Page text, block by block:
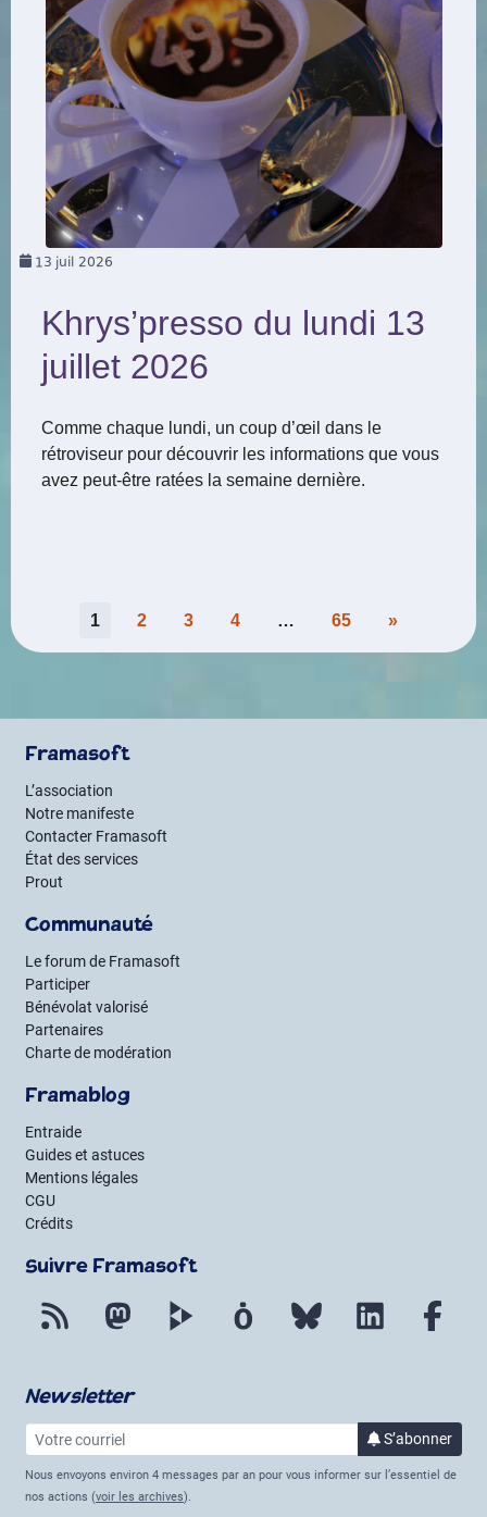
13 juil 2026
Khrys’presso du lundi 13
juillet 2026
Comme chaque lundi, un coup d’œil dans le
rétroviseur pour découvrir les informations que vous
avez peut-être ratées la semaine dernière.
Pagination
des
1 2 3 4 … 65 »
Framasoft
L’association
Notre manifeste
Contacter Framasoft
État des services
Prout
Communauté
Le forum de Framasoft
Participer
Bénévolat valorisé
Partenaires
Charte de modération
Framablog
Entraide
Guides et astuces
Mentions légales
CGU
Crédits
Suivre Framasoft
Flux RSS Mastodon PeerTube Mobilizon Bluesky LinkedIn
Newsletter
Votre courriel S’abonnerà la
Nous envoyons environ 4 messages par an pour vous informer sur l’essentiel de
nos actions (voir les archives).